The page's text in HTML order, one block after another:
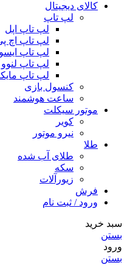
کالای دیجیتال
لپ تاپ
لپ تاپ اپل
لپ تاپ اچ
لپ تاپ
لپ تاپ لنوو
لپ تاپ
کنسول بازی
ساعت هوشمند
موتور سیکلت
کویر
نیرو موتور
طلا
طلای آب شده
سکه
زیورآلات
فرش
ورود / ثبت نام
سبد خرید
بستن
ورود
بستن